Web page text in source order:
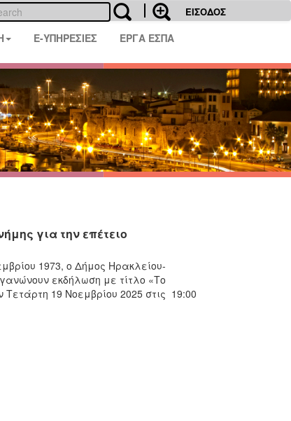
ΕΙΣΟΔΟΣ
E-ΥΠΗΡΕΣΙΕΣ ΕΡΓΑ ΕΣΠΑ
για την επέτειο
1973, ο Δήμος Ηρακλείου-
εκδήλωση με τίτλο «Το
19 Νοεμβρίου 2025 στις 19:00